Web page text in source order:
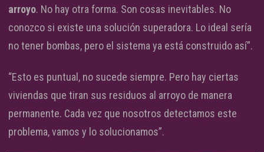
arroyo. No hay otra forma. Son cosas inevitables. No
conozco si existe una solución superadora. Lo ideal sería
no tener bombas, pero el sistema ya está construido así”.
“Esto es puntual, no sucede siempre. Pero hay ciertas
viviendas que tiran sus residuos al arroyo de manera
permanente. Cada vez que nosotros detectamos este
problema, vamos y lo solucionamos”.